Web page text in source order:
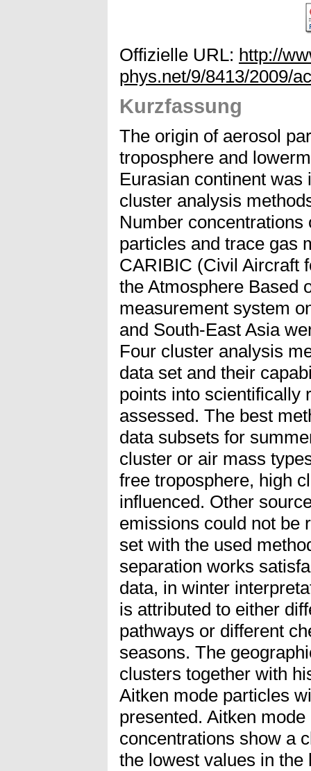
Offizielle URL: http://
phys.net/9/8413/2009/
Kurzfassung
The origin of aerosol
troposphere and
Eurasian continent
cluster analysis
Number
particles and trace gas
CARIBIC (Civil Aircraft
the Atmosphere Based
measurement system
and South-East Asia
Four cluster analysis
data set and their
points into scientifically
assessed. The best
data subsets for
cluster or air mass
free troposphere, high
influenced. Other
emissions could not be
set with the used
separation works
data, in winter
is attributed to either
pathways or different
seasons. The
clusters together with
Aitken mode particles
presented. Aitken
concentrations show a
the lowest values in